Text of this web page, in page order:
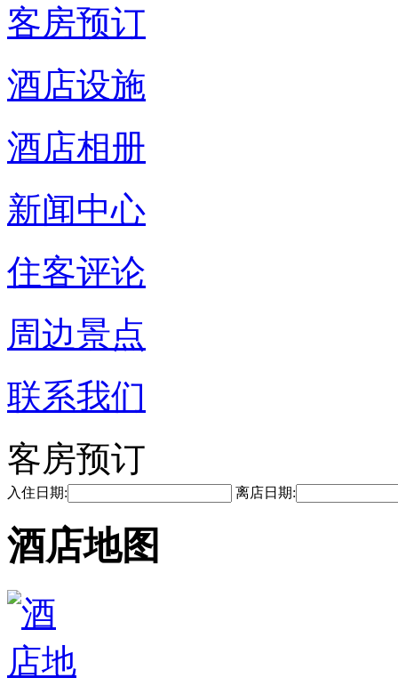
客房预订
酒店设施
酒店相册
新闻中心
住客评论
周边景点
联系我们
客房预订
入住日期: 离店日期:
酒店地图